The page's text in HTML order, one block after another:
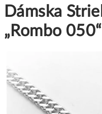
Dámska
„Rombo 050“